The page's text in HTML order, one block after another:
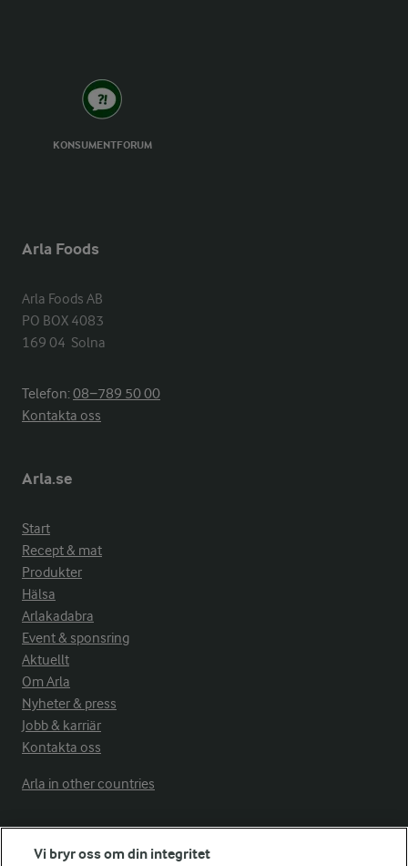
KONSUMENTFORUM
Arla Foods
Arla Foods AB
PO BOX 4083
169 04  Solna
Telefon:08−789 50 00
Kontakta oss
Arla.se
Start
Recept & mat
Produkter
Hälsa
Arlakadabra
Event & sponsring
Aktuellt
Om Arla
Nyheter & press
Jobb & karriär
Kontakta oss
Arla in other countries
Fler Arlasajter
Vi bryr oss om din integritet